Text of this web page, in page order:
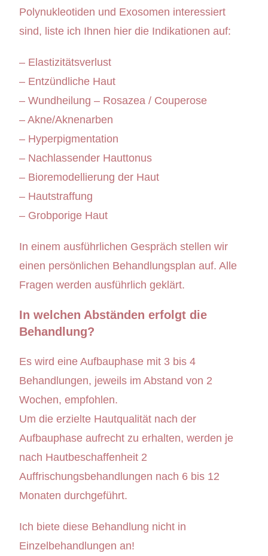
Polynukleotiden und Exosomen interessiert
sind, liste ich Ihnen hier die Indikationen auf:
– Elastizitätsverlust
– Entzündliche Haut
– Wundheilung – Rosazea / Couperose
– Akne/Aknenarben
– Hyperpigmentation
– Nachlassender Hauttonus
– Bioremodellierung der Haut
– Hautstraffung
– Grobporige Haut
In einem ausführlichen Gespräch stellen wir
einen persönlichen Behandlungsplan auf. Alle
Fragen werden ausführlich geklärt.
In welchen Abständen erfolgt die
Behandlung?
Es wird eine Aufbauphase mit 3 bis 4
Behandlungen, jeweils im Abstand von 2
Wochen, empfohlen.
Um die erzielte Hautqualität nach der
Aufbauphase aufrecht zu erhalten, werden je
nach Hautbeschaffenheit 2
Auffrischungsbehandlungen nach 6 bis 12
Monaten durchgeführt.
Ich biete diese Behandlung nicht in
Einzelbehandlungen an!